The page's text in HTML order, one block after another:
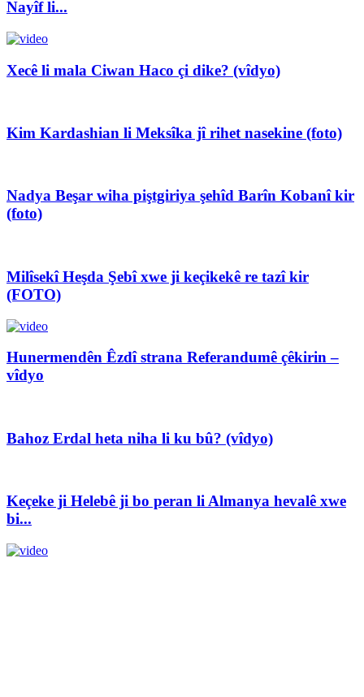
Nayîf li...
Xecê li mala Ciwan Haco çi dike? (vîdyo)
Kim Kardashian li Meksîka jî rihet nasekine (foto)
Nadya Beşar wiha piştgiriya şehîd Barîn Kobanî kir
(foto)
Milîsekî Heşda Şebî xwe ji keçikekê re tazî kir
(FOTO)
Hunermendên Êzdî strana Referandumê çêkirin –
vîdyo
Bahoz Erdal heta niha li ku bû? (vîdyo)
Keçeke ji Helebê ji bo peran li Almanya hevalê xwe
bi...